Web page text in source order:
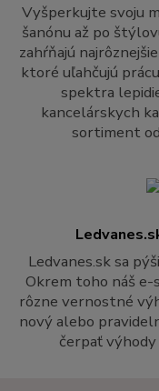
Vyšperkujte svoju
šanónu až po
zahŕňajú
ktoré uľahčujú
spektra
kancelárskych
sortiment
Ledvanes.sk sa
Okrem toho náš e-
rôzne vernostné
nový alebo
čerpať